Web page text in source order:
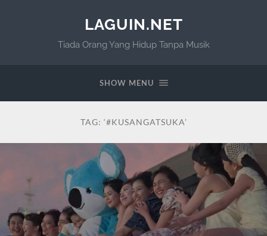
LAGUIN.NET
Tiada Orang Yang Hidup Tanpa Musik
SHOW MENU
TAG: ‘#KUSANGATSUKA’